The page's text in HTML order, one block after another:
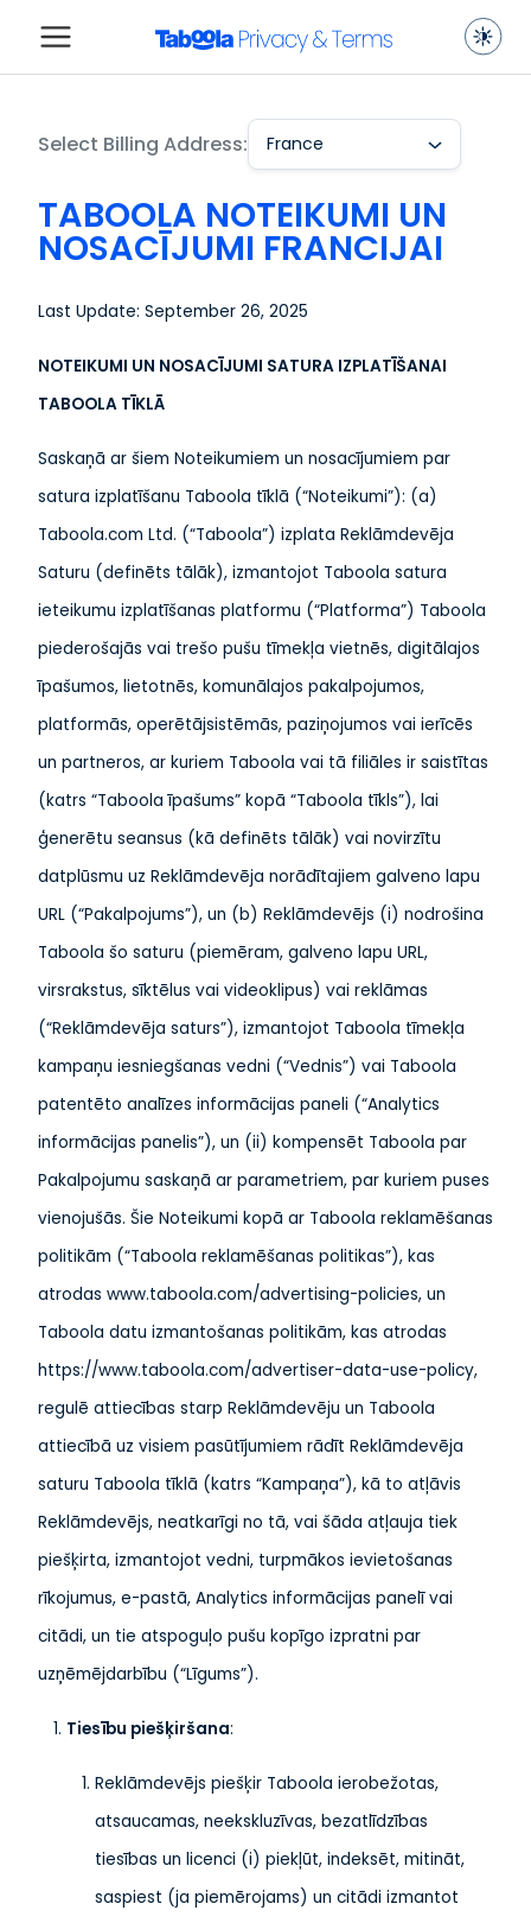
Select Billing Address: France
TABOOLA NOTEIKUMI UN
NOSACĪJUMI FRANCIJAI
Last Update: September 26, 2025
NOTEIKUMI UN NOSACĪJUMI SATURA IZPLATĪŠANAI
TABOOLA TĪKLĀ
Saskaņā ar šiem Noteikumiem un nosacījumiem par
satura izplatīšanu Taboola tīklā (“Noteikumi”): (a)
Taboola.com Ltd. (“Taboola”) izplata Reklāmdevēja
Saturu (definēts tālāk), izmantojot Taboola satura
ieteikumu izplatīšanas platformu (“Platforma”) Taboola
piederošajās vai trešo pušu tīmekļa vietnēs, digitālajos
īpašumos, lietotnēs, komunālajos pakalpojumos,
platformās, operētājsistēmās, paziņojumos vai ierīcēs
un partneros, ar kuriem Taboola vai tā filiāles ir saistītas
(katrs “Taboola īpašums” kopā “Taboola tīkls”), lai
ģenerētu seansus (kā definēts tālāk) vai novirzītu
datplūsmu uz Reklāmdevēja norādītajiem galveno lapu
URL (“Pakalpojums”), un (b) Reklāmdevējs (i) nodrošina
Taboola šo saturu (piemēram, galveno lapu URL,
virsrakstus, sīktēlus vai videoklipus) vai reklāmas
(“Reklāmdevēja saturs”), izmantojot Taboola tīmekļa
kampaņu iesniegšanas vedni (“Vednis”) vai Taboola
patentēto analīzes informācijas paneli (“Analytics
informācijas panelis”), un (ii) kompensēt Taboola par
Pakalpojumu saskaņā ar parametriem, par kuriem puses
vienojušās. Šie Noteikumi kopā ar Taboola reklamēšanas
politikām (“Taboola reklamēšanas politikas”), kas
atrodas www.taboola.com/advertising-policies, un
Taboola datu izmantošanas politikām, kas atrodas
https://www.taboola.com/advertiser-data-use-policy,
regulē attiecības starp Reklāmdevēju un Taboola
attiecībā uz visiem pasūtījumiem rādīt Reklāmdevēja
saturu Taboola tīklā (katrs “Kampaņa”), kā to atļāvis
Reklāmdevējs, neatkarīgi no tā, vai šāda atļauja tiek
piešķirta, izmantojot vedni, turpmākos ievietošanas
rīkojumus, e-pastā, Analytics informācijas panelī vai
citādi, un tie atspoguļo pušu kopīgo izpratni par
uzņēmējdarbību (“Līgums”).
Tiesību piešķiršana:
Reklāmdevējs piešķir Taboola ierobežotas,
atsaucamas, neekskluzīvas, bezatlīdzības
tiesības un licenci (i) piekļūt, indeksēt, mitināt,
saspiest (ja piemērojams) un citādi izmantot